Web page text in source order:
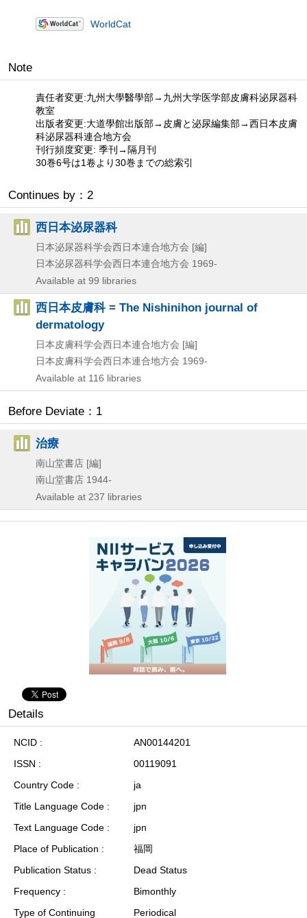
WorldCat
Note
責任者変更:九州大學醫學部→九州大学医学部皮膚科泌尿器科
教室
出版者変更:大道學館出版部→皮膚と泌尿編集部→西日本皮膚
科泌尿器科連合地方会
刊行頻度変更: 季刊→隔月刊
30巻6号は1卷より30巻までの総索引
Continues by：2
西日本泌尿器科
日本泌尿器科学会西日本連合地方会 [編]
日本泌尿器科学会西日本連合地方会 1969-
Available at 99 libraries
西日本皮膚科 = The Nishinihon journal of
dermatology
日本皮膚科学会西日本連合地方会 [編]
日本皮膚科学会西日本連合地方会 1969-
Available at 116 libraries
Before Deviate：1
治療
南山堂書店 [編]
南山堂書店 1944-
Available at 237 libraries
Details
NCID
AN00144201
ISSN
00119091
Country Code
ja
Title Language Code
jpn
Text Language Code
jpn
Place of Publication
福岡
Publication Status
Dead Status
Frequency
Bimonthly
Type of Continuing
Periodical